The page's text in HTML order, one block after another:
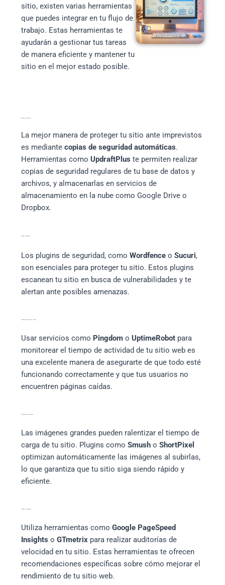
sitio, existen varias herramientas
que puedes integrar en tu flujo de
trabajo. Estas herramientas te
ayudarán a gestionar tus tareas
de manera eficiente y mantener tu
sitio en el mejor estado posible.
La mejor manera de proteger tu sitio ante imprevistos
es mediantecopias de seguridad automáticas.
Herramientas comoUpdraftPlus te permiten realizar
copias de seguridad regulares de tu base de datos y
archivos, y almacenarlas en servicios de
almacenamiento en la nube como Google Drive o
Dropbox.
Los plugins de seguridad, comoWordfence oSucuri,
son esenciales para proteger tu sitio. Estos plugins
escanean tu sitio en busca de vulnerabilidades y te
alertan ante posibles amenazas.
Usar servicios como Pingdom oUptimeRobot para
monitorear el tiempo de actividad de tu sitio web es
una excelente manera de asegurarte de que todo esté
funcionando correctamente y que tus usuarios no
encuentren páginas caídas.
Las imágenes grandes pueden ralentizar el tiempo de
carga de tu sitio. Plugins comoSmush oShortPixel
optimizan automáticamente las imágenes al subirlas,
lo que garantiza que tu sitio siga siendo rápido y
eficiente.
Utiliza herramientas comoGoogle PageSpeed
Insights oGTmetrix para realizar auditorías de
velocidad en tu sitio. Estas herramientas te ofrecen
recomendaciones específicas sobre cómo mejorar el
rendimiento de tu sitio web.